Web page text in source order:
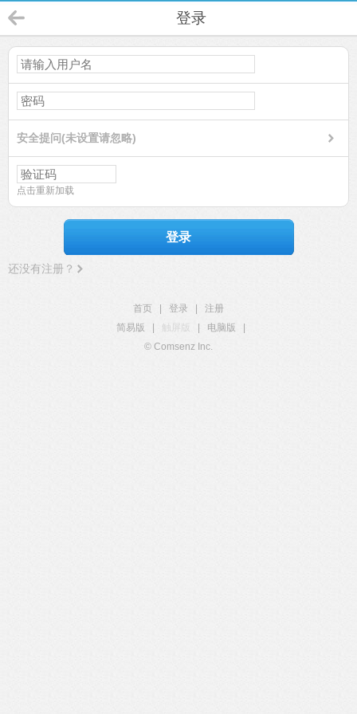
登录
安全提问(未设置请忽略)
点击重新加载
登录
还没有注册？
首页 登录
注册
简易版
触屏版 电脑版
© Comsenz Inc.